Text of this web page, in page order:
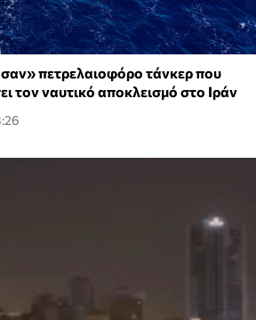
πετρελαιοφόρο τάνκερ που
τον ναυτικό αποκλεισμό στο Ιράν